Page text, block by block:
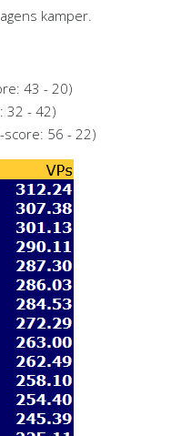
kamper.
43 - 20)
32 - 42)
score: 56 - 22)